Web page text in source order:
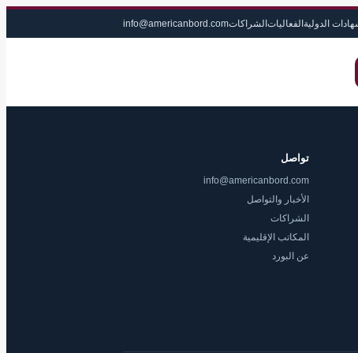
الدولية الفعاليات الشراكاتinfo@americanbord.com
تواصل
info@americanbord.com
الأخبار والتواصل
الشراكات
المكاتب الإقليمية
عن البورد